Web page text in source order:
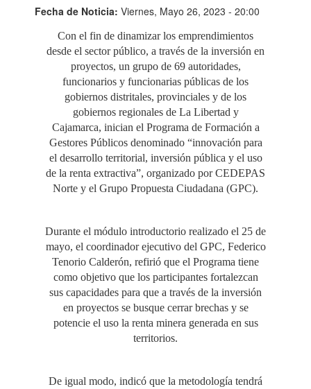
Fecha de Noticia: Viernes, Mayo 26, 2023 - 20:00
Con el fin de dinamizar los emprendimientos
desde el sector público, a través de la inversión en
proyectos, un grupo de 69 autoridades,
funcionarios y funcionarias públicas de los
gobiernos distritales, provinciales y de los
gobiernos regionales de La Libertad y
Cajamarca, inician el Programa de Formación a
Gestores Públicos denominado “innovación para
el desarrollo territorial, inversión pública y el uso
de la renta extractiva”, organizado por CEDEPAS
Norte y el Grupo Propuesta Ciudadana (GPC).
Durante el módulo introductorio realizado el 25 de
mayo, el coordinador ejecutivo del GPC, Federico
Tenorio Calderón, refirió que el Programa tiene
como objetivo que los participantes fortalezcan
sus capacidades para que a través de la inversión
en proyectos se busque cerrar brechas y se
potencie el uso la renta minera generada en sus
territorios.
De igual modo, indicó que la metodología tendrá